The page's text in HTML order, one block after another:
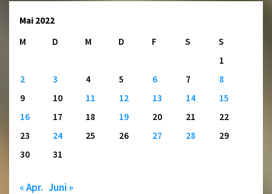
Mai 2022
M
D M D F S
S
1
2
3 4 5 6 7
8
9
10 11 12 13 14
15
16
17 18 19 20 21
22
23
24 25 26 27 28
29
30
31
« Apr. Juni »